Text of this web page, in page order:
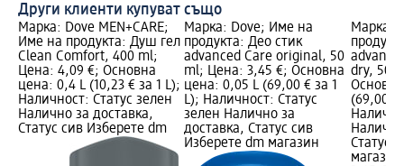
Други клиенти купуват също
Марка: Dove MEN+CARE;
Име на продукта: Душ гел
Clean Comfort, 400 ml;
Цена: 4,09 €; Основна
цена: 0,4 L (10,23 € за 1 L);
Наличност: Статус зелен
Налично за доставка,
Статус сив Изберете dm
Марка: Dove; Име на
продукта: Део стик
advanced Care original, 50
ml; Цена: 3,45 €; Основна
цена: 0,05 L (69,00 € за 1
L); Наличност: Статус
зелен Налично за
доставка, Статус сив
Изберете dm магазин
Марка:
dry, 50
(69,00 €
Статус
магазин